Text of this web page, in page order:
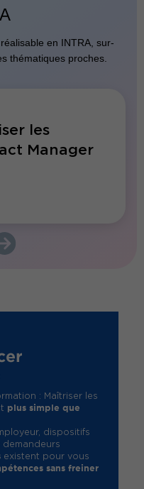
en INTRA, sur-
thématiques proches.
les
Manager
: Maîtriser les
plus simple que
dispositifs
existent pour vous
sans freiner